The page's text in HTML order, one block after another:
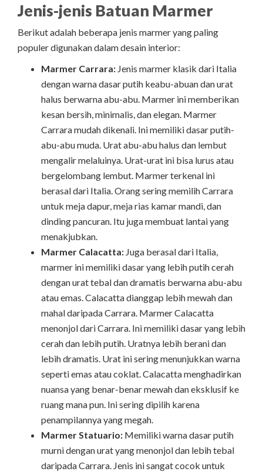
Jenis-jenis Batuan Marmer
Berikut adalah beberapa jenis marmer yang paling
populer digunakan dalam desain interior:
Marmer Carrara: Jenis marmer klasik dari Italia
dengan warna dasar putih keabu-abuan dan urat
halus berwarna abu-abu. Marmer ini memberikan
kesan bersih, minimalis, dan elegan. Marmer
Carrara mudah dikenali. Ini memiliki dasar putih-
abu-abu muda. Urat abu-abu halus dan lembut
mengalir melaluinya. Urat-urat ini bisa lurus atau
bergelombang lembut. Marmer terkenal ini
berasal dari Italia. Orang sering memilih Carrara
untuk meja dapur, meja rias kamar mandi, dan
dinding pancuran. Itu juga membuat lantai yang
menakjubkan.
Marmer Calacatta: Juga berasal dari Italia,
marmer ini memiliki dasar yang lebih putih cerah
dengan urat tebal dan dramatis berwarna abu-abu
atau emas. Calacatta dianggap lebih mewah dan
mahal daripada Carrara. Marmer Calacatta
menonjol dari Carrara. Ini memiliki dasar yang lebih
cerah dan lebih putih. Uratnya lebih berani dan
lebih dramatis. Urat ini sering menunjukkan warna
seperti emas atau coklat. Calacatta menghadirkan
nuansa yang benar-benar mewah dan eksklusif ke
ruang mana pun. Ini sering dipilih karena
penampilannya yang megah.
Marmer Statuario: Memiliki warna dasar putih
murni dengan urat yang menonjol dan lebih tebal
daripada Carrara. Jenis ini sangat cocok untuk